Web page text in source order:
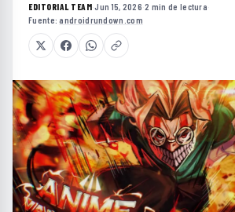
EDITORIAL TEAM·Jun 15, 2026·2 min de lectura·
Fuente:androidrundown.com